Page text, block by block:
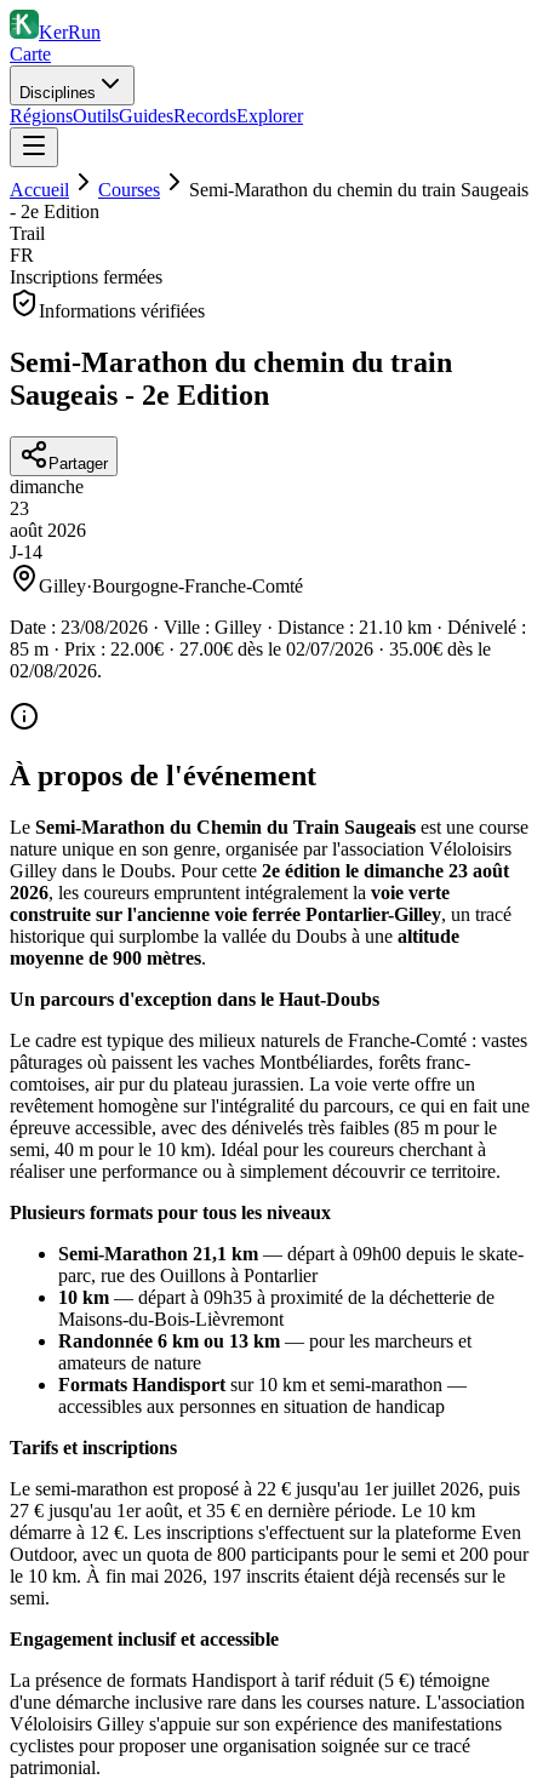
KerRun
Carte
Disciplines
RégionsOutilsGuidesRecordsExplorer
Accueil Courses
Semi-Marathon du chemin du train Saugeais
- 2e Edition
Trail
FR
Inscriptions fermées
Informations vérifiées
Semi-Marathon du chemin du train
Saugeais - 2e Edition
Partager
dimanche
23
août 2026
J-14
Gilley·Bourgogne-Franche-Comté
Date : 23/08/2026 · Ville : Gilley · Distance : 21.10 km · Dénivelé :
85 m · Prix : 22.00€ · 27.00€ dès le 02/07/2026 · 35.00€ dès le
02/08/2026.
À propos de l'événement
Le Semi-Marathon du Chemin du Train Saugeais est une course
nature unique en son genre, organisée par l'association Véloloisirs
Gilley dans le Doubs. Pour cette 2e édition le dimanche 23 août
2026, les coureurs empruntent intégralement la voie verte
construite sur l'ancienne voie ferrée Pontarlier-Gilley, un tracé
historique qui surplombe la vallée du Doubs à une altitude
moyenne de 900 mètres.
Un parcours d'exception dans le Haut-Doubs
Le cadre est typique des milieux naturels de Franche-Comté : vastes
pâturages où paissent les vaches Montbéliardes, forêts franc-
comtoises, air pur du plateau jurassien. La voie verte offre un
revêtement homogène sur l'intégralité du parcours, ce qui en fait une
épreuve accessible, avec des dénivelés très faibles (85 m pour le
semi, 40 m pour le 10 km). Idéal pour les coureurs cherchant à
réaliser une performance ou à simplement découvrir ce territoire.
Plusieurs formats pour tous les niveaux
Semi-Marathon 21,1 km — départ à 09h00 depuis le skate-
parc, rue des Ouillons à Pontarlier
10 km — départ à 09h35 à proximité de la déchetterie de
Maisons-du-Bois-Lièvremont
Randonnée 6 km ou 13 km — pour les marcheurs et
amateurs de nature
Formats Handisport sur 10 km et semi-marathon —
accessibles aux personnes en situation de handicap
Tarifs et inscriptions
Le semi-marathon est proposé à 22 € jusqu'au 1er juillet 2026, puis
27 € jusqu'au 1er août, et 35 € en dernière période. Le 10 km
démarre à 12 €. Les inscriptions s'effectuent sur la plateforme Even
Outdoor, avec un quota de 800 participants pour le semi et 200 pour
le 10 km. À fin mai 2026, 197 inscrits étaient déjà recensés sur le
semi.
Engagement inclusif et accessible
La présence de formats Handisport à tarif réduit (5 €) témoigne
d'une démarche inclusive rare dans les courses nature. L'association
Véloloisirs Gilley s'appuie sur son expérience des manifestations
cyclistes pour proposer une organisation soignée sur ce tracé
patrimonial.